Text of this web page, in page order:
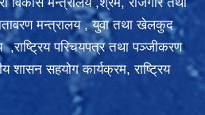
मन्त्रालय,युवा तथा खेलकुद
,राष्ट्रिय परिचयपत्र तथा पञ्‍जीकरण
शासन सहयोग कार्यक्रम,राष्ट्रिय